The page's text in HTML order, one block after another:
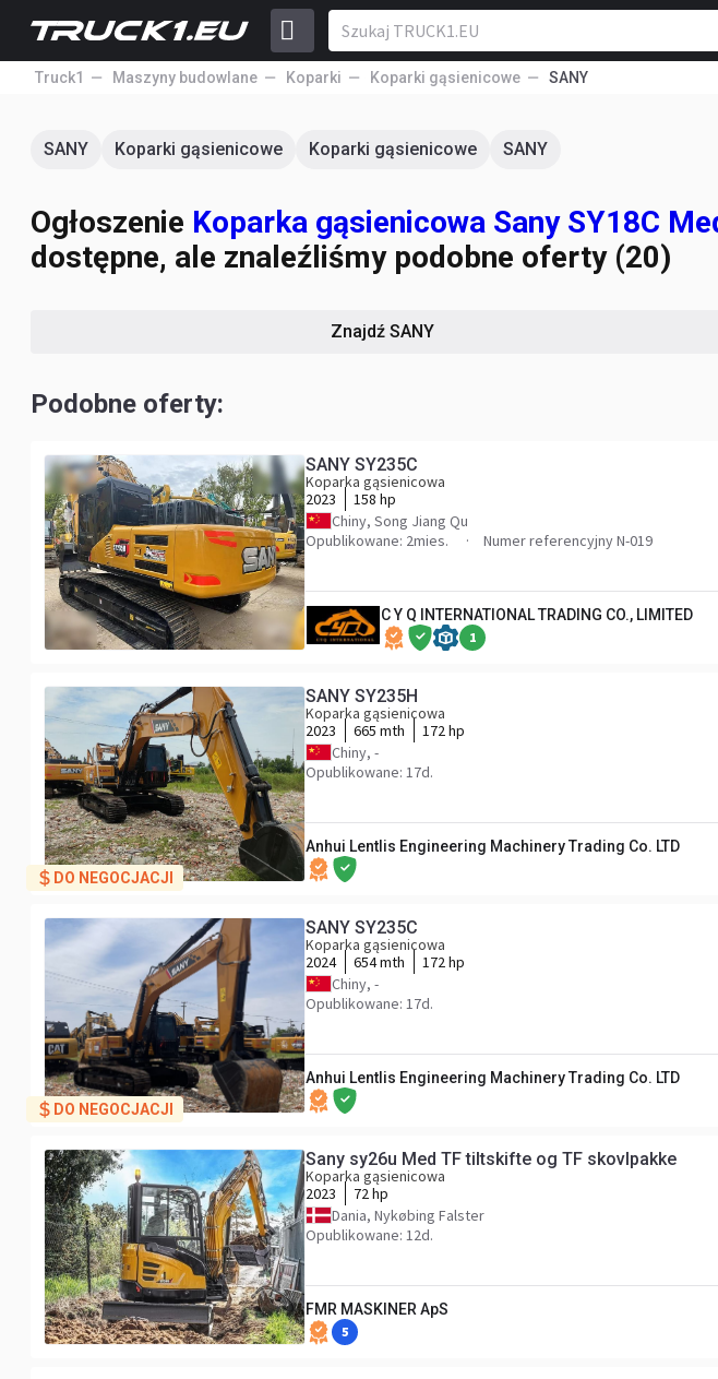
Truck1 Maszyny budowlane Koparki Koparki gąsienicowe SANY
SANY Koparki gąsienicowe Koparki gąsienicowe SANY
Ogłoszenie Koparka gąsienicowa Sany SY18C
dostępne, ale znaleźliśmy podobne oferty (20)
Znajdź SANY
Podobne oferty:
SANY SY235C
Koparka gąsienicowa
2023
158 hp
Chiny, Song Jiang Qu
Opublikowane: 2mies.
Numer referencyjny N-019
C Y Q INTERNATIONAL TRADING CO., LIMITED
1
DO NEGOCJACJI
SANY SY235H
Koparka gąsienicowa
2023
665 mth
172 hp
Chiny, -
Opublikowane: 17d.
Anhui Lentlis Engineering Machinery Trading Co. LTD
DO NEGOCJACJI
SANY SY235C
Koparka gąsienicowa
2024
654 mth
172 hp
Chiny, -
Opublikowane: 17d.
Anhui Lentlis Engineering Machinery Trading Co. LTD
Sany sy26u Med TF tiltskifte og TF skovlpakke
Koparka gąsienicowa
2023
72 hp
Dania, Nykøbing Falster
Opublikowane: 12d.
FMR MASKINER ApS
5